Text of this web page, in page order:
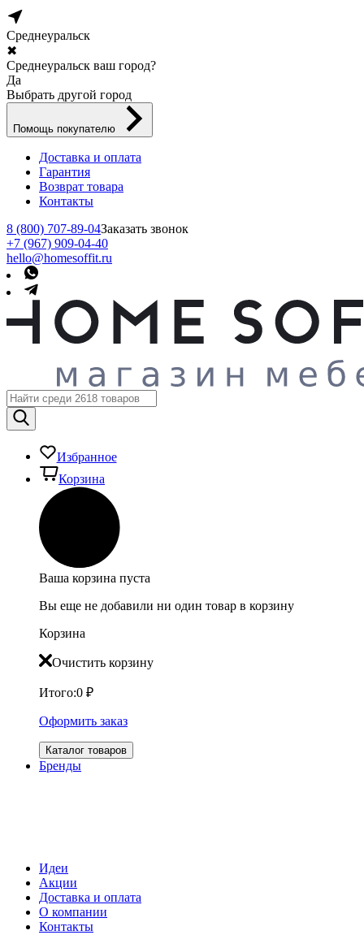
Среднеуральск
✖
Среднеуральск ваш город?
Да
Выбрать другой город
Помощь покупателю
Доставка и оплата
Гарантия
Возврат товара
Контакты
8 (800) 707-89-04Заказать звонок
+7 (967) 909-04-40
hello@homesoffit.ru
Избранное
Корзина
Ваша корзина пуста
Вы еще не добавили ни один товар в корзину
Корзина
Очистить корзину
Итого:0 ₽
Оформить заказ
Каталог товаров
Бренды
Идеи
Акции
Доставка и оплата
О компании
Контакты